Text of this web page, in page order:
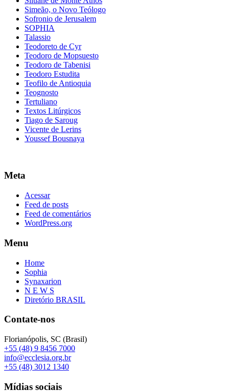
Simeão, o Novo Teólogo
Sofronio de Jerusalem
SOPHIA
Talassio
Teodoreto de Cyr
Teodoro de Mopsuesto
Teodoro de Tabenisi
Teodoro Estudita
Teofilo de Antioquia
Teognosto
Tertuliano
Textos Litúrgicos
Tiago de Saroug
Vicente de Lerins
Youssef Bousnaya
Meta
Acessar
Feed de posts
Feed de comentários
WordPress.org
Menu
Home
Sophia
Synaxarion
N E W S
Diretório BRASIL
Contate-nos
Florianópolis, SC (Brasil)
+55 (48) 9 8456 7000
info@ecclesia.org.br
+55 (48) 3012 1340
Mídias sociais